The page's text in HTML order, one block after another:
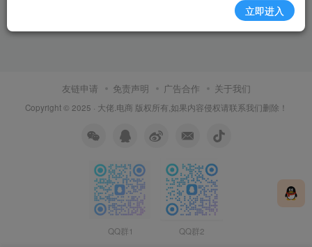
友链申请 免责声明 广告合作 关于我们
Copyright © 2025 · 大佬.电商 版权所有,如果内容侵权请联系我们删除！
QQ群1 QQ群2
立即进入